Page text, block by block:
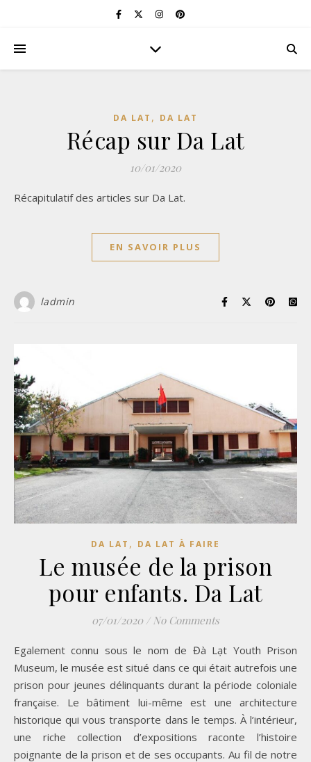
DA LAT , DA LAT
Récap sur Da Lat
10/01/2020
Récapitulatif des articles sur Da Lat.
EN SAVOIR PLUS
ladmin
DA LAT , DA LAT À FAIRE
Le musée de la prison
pour enfants. Da Lat
07/01/2020 / No Comments
Egalement connu sous le nom de Đà Lạt Youth Prison
Museum, le musée est situé dans ce qui était autrefois une
prison pour jeunes délinquants durant la période coloniale
française. Le bâtiment lui-même est une architecture
historique qui vous transporte dans le temps. À l’intérieur,
une riche collection d’expositions raconte l’histoire
poignante de la prison et de ses occupants. Au fil de notre